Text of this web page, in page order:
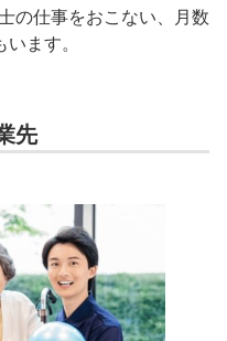
の仕事をおこない、月数
ます。
先